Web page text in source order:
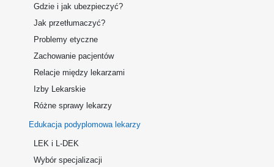
Gdzie i jak ubezpieczyć?
Jak przetłumaczyć?
Problemy etyczne
Zachowanie pacjentów
Relacje między lekarzami
Izby Lekarskie
Różne sprawy lekarzy
Edukacja podyplomowa lekarzy
LEK i L-DEK
Wybór specjalizacji